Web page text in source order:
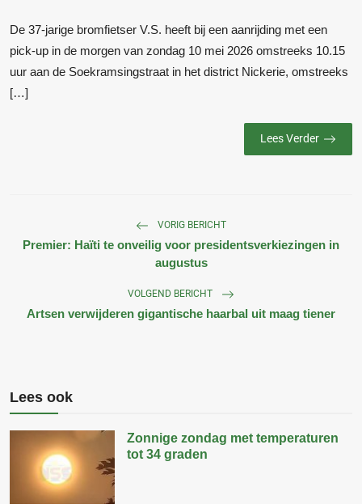
De 37-jarige bromfietser V.S. heeft bij een aanrijding met een
pick-up in de morgen van zondag 10 mei 2026 omstreeks 10.15
uur aan de Soekramsingstraat in het district Nickerie, omstreeks
[…]
Lees Verder
VORIG BERICHT
Premier: Haïti te onveilig voor presidentsverkiezingen in
augustus
VOLGEND BERICHT
Artsen verwijderen gigantische haarbal uit maag tiener
Lees ook
Zonnige zondag met temperaturen
tot 34 graden